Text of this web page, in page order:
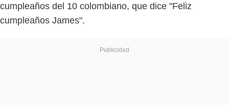
cumpleaños del 10 colombiano, que dice "Feliz
cumpleaños James".